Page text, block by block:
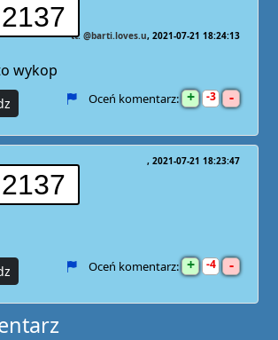
tt: @barti.loves.u 2021-07-21 18:24:13
wykop
Oceń komentarz: + 3 -
2021-07-21 18:23:47
Oceń komentarz: + 4 -